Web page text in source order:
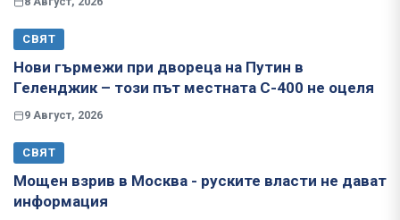
СВЯТ
Нови гърмежи при двореца на Путин в
Геленджик – този път местната С-400 не оцеля
9 Август, 2026
СВЯТ
Мощен взрив в Москва - руските власти не дават
информация